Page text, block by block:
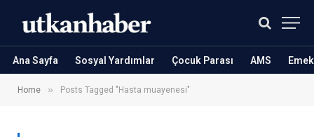
Ana Sayfa Sosyal Yardımlar Çocuk Parası AMS
Home » Posts Tagged "Hasta muayenesi"